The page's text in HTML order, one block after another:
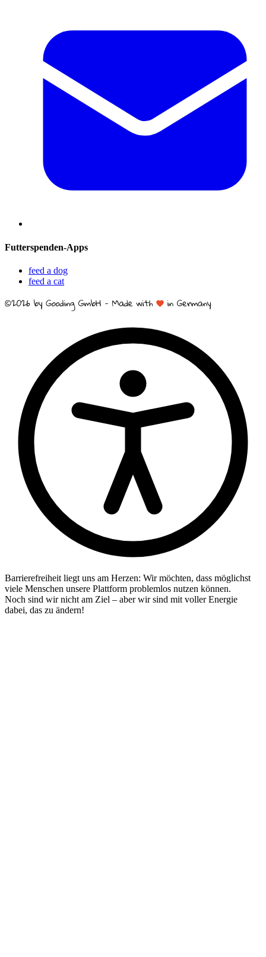
Futterspenden-Apps
feed a dog
feed a cat
Barrierefreiheit liegt uns am Herzen: Wir möchten, dass möglichst
viele Menschen unsere Plattform problemlos nutzen können.
Noch sind wir nicht am Ziel – aber wir sind mit voller Energie
dabei, das zu ändern!